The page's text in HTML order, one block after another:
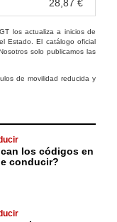
28,87 €
los actualiza a inicios de
Estado. El catálogo oficial
Nosotros solo publicamos las
de movilidad reducida y
los códigos en
conducir?